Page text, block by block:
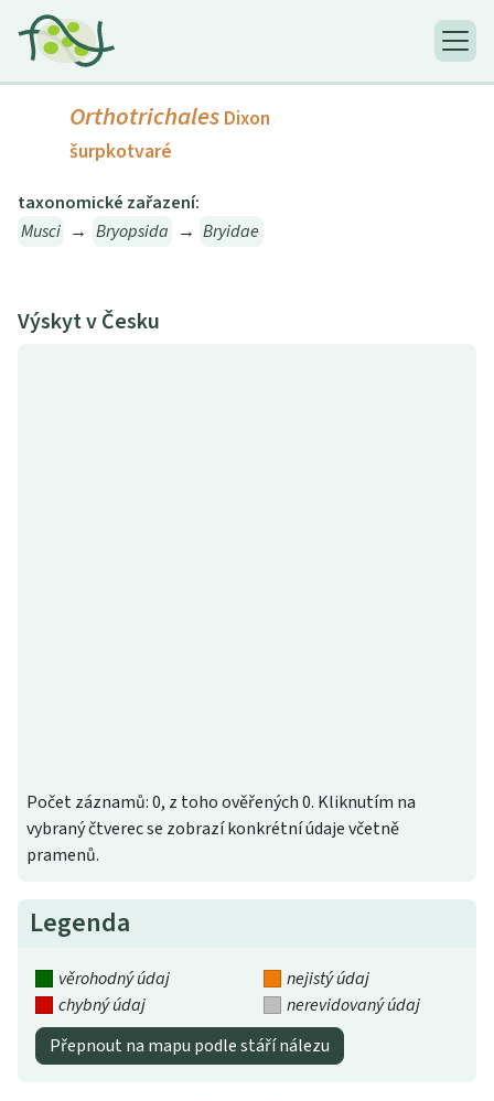
Orthotrichales Dixon
šurpkotvaré
taxonomické zařazení:
Musci → Bryopsida → Bryidae
Výskyt v Česku
Počet záznamů: 0, z toho ověřených 0. Kliknutím na
vybraný čtverec se zobrazí konkrétní údaje včetně
pramenů.
Legenda
věrohodný údaj
nejistý údaj
chybný údaj
nerevidovaný údaj
Přepnout na mapu podle stáří nálezu